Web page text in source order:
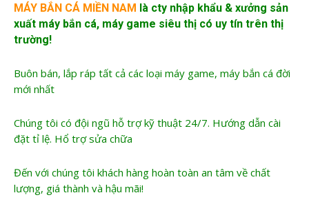
MÁY BẮN CÁ MIỀN NAM là cty nhập khẩu & xưởng sản
xuất máy bắn cá, máy game siêu thị có uy tín trên thị
trường!
Buôn bán, lắp ráp tất cả các loại máy game, máy bắn cá đời
mới nhất
Chúng tôi có đội ngũ hỗ trợ kỹ thuật 24/7. Hướng dẫn cài
đặt tỉ lệ. Hổ trợ sửa chữa
Đến với chúng tôi khách hàng hoàn toàn an tâm về chất
lượng, giá thành và hậu mãi!